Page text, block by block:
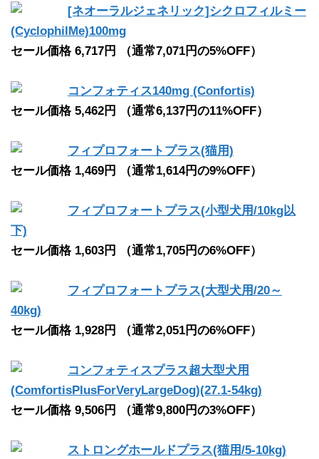
[ネオーラルジェネリック]シクロフィルミー
(CyclophilMe)100mg
セール価格 6,717円 （通常7,071円の5%OFF）
コンフォティス140mg (Confortis)
セール価格 5,462円 （通常6,137円の11%OFF）
フィプロフォートプラス(猫用)
セール価格 1,469円 （通常1,614円の9%OFF）
フィプロフォートプラス(小型犬用/10kg以
下)
セール価格 1,603円 （通常1,705円の6%OFF）
フィプロフォートプラス(大型犬用/20～
40kg)
セール価格 1,928円 （通常2,051円の6%OFF）
コンフォティスプラス超大型犬用
(ComfortisPlusForVeryLargeDog)(27.1-54kg)
セール価格 9,506円 （通常9,800円の3%OFF）
ストロングホールドプラス(猫用/5-10kg)